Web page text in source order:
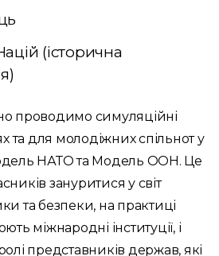
(історична
проводимо симуляційні
та для молодіжних спільнот у
НАТО та Модель ООН. Це
зануритися у світ
та безпеки, на практиці
міжнародні інституції, і
представників держав, які